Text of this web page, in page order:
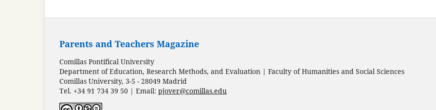
Parents and Teachers Magazine
Comillas Pontifical University
Department of Education, Research Methods, and Evaluation | Faculty of Humanities and Social Sciences
Comillas University, 3-5 - 28049 Madrid
Tel. +34 91 734 39 50 | Email: pjover@comillas.edu